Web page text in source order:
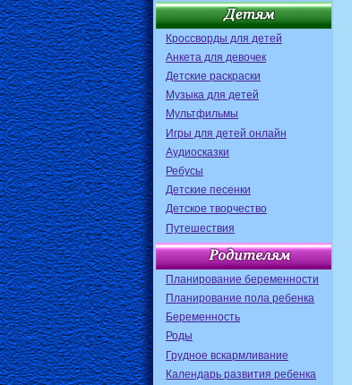
Кроссворды для детей
Анкета для девочек
Детские раскраски
Музыка для детей
Мультфильмы
Игры для детей онлайн
Аудиосказки
Ребусы
Детские песенки
Детское творчество
Путешествия
Планирование беременности
Планирование пола ребенка
Беременность
Роды
Грудное вскармливание
Календарь развития ребенка